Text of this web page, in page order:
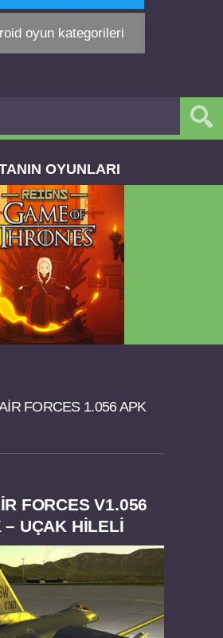
oyun kategorileri
OYUNLARI
v1.4.2 PARA HİLELİ
APK
v1.25 FULL APK
FORCES 1.056 APK
FORCES V1.056
– UÇAK HİLELİ